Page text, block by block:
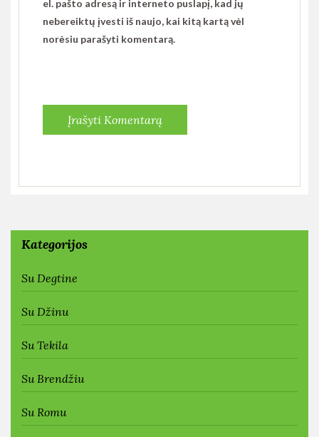
el. pašto adresą ir interneto puslapį, kad jų
nebereiktų įvesti iš naujo, kai kitą kartą vėl
norėsiu parašyti komentarą.
Kategorijos
Su Degtine
Su Džinu
Su Tekila
Su Brendžiu
Su Romu